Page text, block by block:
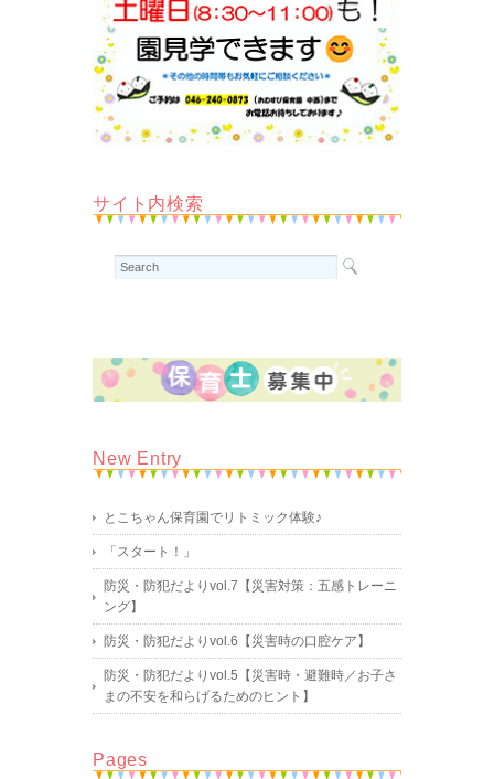
サイト内検索
New Entry
とこちゃん保育園でリトミック体験♪
「スタート！」
防災・防犯だよりvol.7【災害対策：五感トレーニ
ング】
防災・防犯だよりvol.6【災害時の口腔ケア】
防災・防犯だよりvol.5【災害時・避難時／お子さ
まの不安を和らげるためのヒント】
Pages